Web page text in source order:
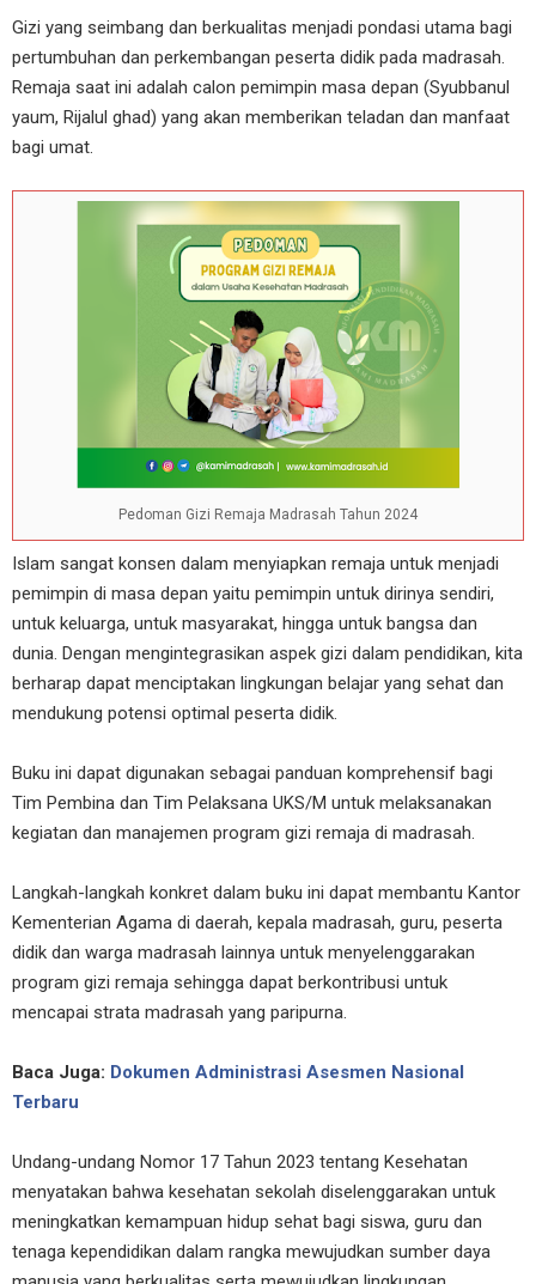
Gizi yang seimbang dan berkualitas menjadi pondasi utama bagi
pertumbuhan dan perkembangan peserta didik pada madrasah.
Remaja saat ini adalah calon pemimpin masa depan (Syubbanul
yaum, Rijalul ghad) yang akan memberikan teladan dan manfaat
bagi umat.
Pedoman Gizi Remaja Madrasah Tahun 2024
Islam sangat konsen dalam menyiapkan remaja untuk menjadi
pemimpin di masa depan yaitu pemimpin untuk dirinya sendiri,
untuk keluarga, untuk masyarakat, hingga untuk bangsa dan
dunia. Dengan mengintegrasikan aspek gizi dalam pendidikan, kita
berharap dapat menciptakan lingkungan belajar yang sehat dan
mendukung potensi optimal peserta didik.
Buku ini dapat digunakan sebagai panduan komprehensif bagi
Tim Pembina dan Tim Pelaksana UKS/M untuk melaksanakan
kegiatan dan manajemen program gizi remaja di madrasah.
Langkah-langkah konkret dalam buku ini dapat membantu Kantor
Kementerian Agama di daerah, kepala madrasah, guru, peserta
didik dan warga madrasah lainnya untuk menyelenggarakan
program gizi remaja sehingga dapat berkontribusi untuk
mencapai strata madrasah yang paripurna.
Baca Juga: Dokumen Administrasi Asesmen Nasional
Terbaru
Undang-undang Nomor 17 Tahun 2023 tentang Kesehatan
menyatakan bahwa kesehatan sekolah diselenggarakan untuk
meningkatkan kemampuan hidup sehat bagi siswa, guru dan
tenaga kependidikan dalam rangka mewujudkan sumber daya